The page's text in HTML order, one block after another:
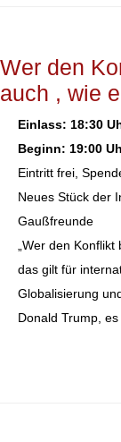
Wer den
auch , wie
Einlass: 18:30
Beginn: 19:00
Eintritt frei,
Neues Stück der
Gaußfreunde
„Wer den
das gilt für
Globalisierung
Donald Trump,